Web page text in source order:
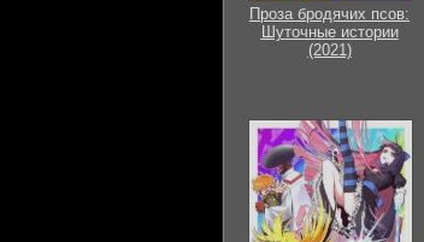
Проза бродячих псов:
Шуточные истории
(2021)